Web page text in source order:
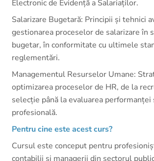
Electronic de Evidență a Salariaților.
Salarizare Bugetară: Principii și tehnici
gestionarea proceselor de salarizare în
bugetar, în conformitate cu ultimele
reglementări.
Managementul Resurselor Umane:
optimizarea proceselor de HR, de la
selecție până la evaluarea performanței
profesională.
Pentru cine este acest curs?
Cursul este conceput pentru
contabilii și managerii din sectorul